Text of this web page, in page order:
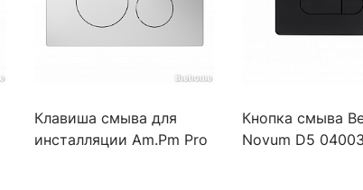
Клавиша смыва для
инсталляции Am.Pm Pro
Кнопка смыва
Novum D5